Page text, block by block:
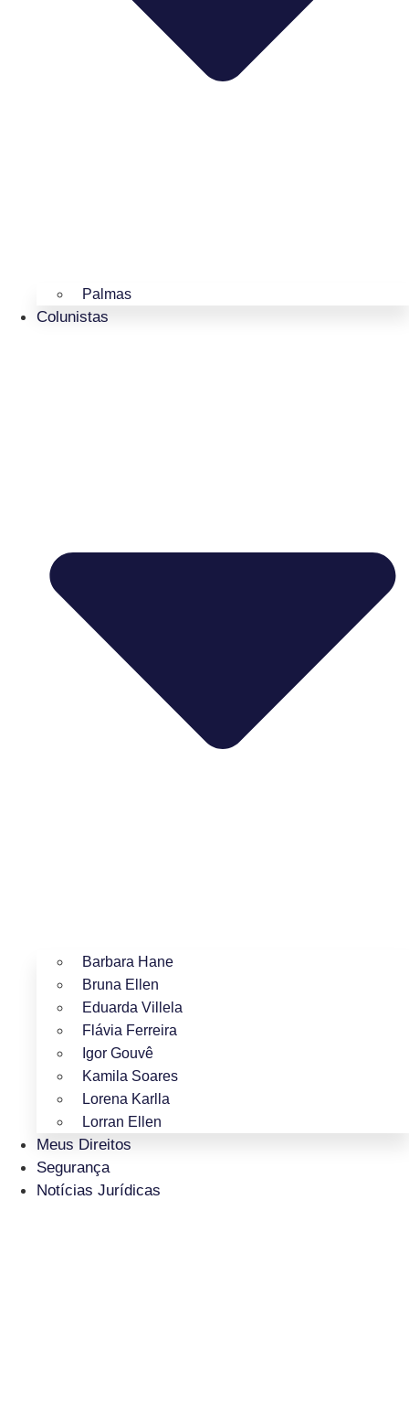
Palmas
Colunistas
Barbara Hane
Bruna Ellen
Eduarda Villela
Flávia Ferreira
Igor Gouvê
Kamila Soares
Lorena Karlla
Lorran Ellen
Meus Direitos
Segurança
Notícias Jurídicas